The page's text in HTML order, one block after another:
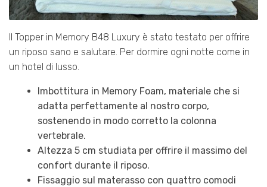
Il Topper in Memory B48 Luxury è stato testato per offrire
un riposo sano e salutare. Per dormire ogni notte come in
un hotel di lusso.
Imbottitura in Memory Foam, materiale che si
adatta perfettamente al nostro corpo,
sostenendo in modo corretto la colonna
vertebrale.
Altezza 5 cm studiata per offrire il massimo del
confort durante il riposo.
Fissaggio sul materasso con quattro comodi